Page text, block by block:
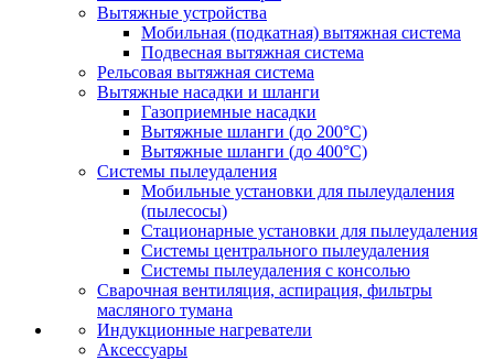
Вытяжные устройства
Мобильная (подкатная) вытяжная система
Подвесная вытяжная система
Рельсовая вытяжная система
Вытяжные насадки и шланги
Газоприемные насадки
Вытяжные шланги (до 200°C)
Вытяжные шланги (до 400°C)
Системы пылеудаления
Мобильные установки для пылеудаления
(пылесосы)
Стационарные установки для пылеудаления
Системы центрального пылеудаления
Системы пылеудаления с консолью
Сварочная вентиляция, аспирация, фильтры
масляного тумана
Индукционные нагреватели
Аксессуары